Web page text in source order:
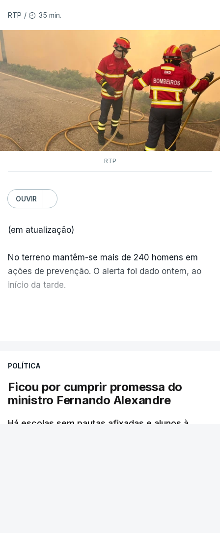
As autoridades canadianas estimam que vai levar
dias ou semanas para controlar o fogo. Mais de
dois mil operacionais estão no terreno no combate
às chamas.
RTP / 35 min.
RTP
OUVIR
(em atualização)
No terreno mantêm-se mais de 240 homens em
ações de prevenção. O alerta foi dado ontem, ao
início da tarde.
POLÍTICA
Ficou por cumprir promessa do
ministro Fernando Alexandre
Há escolas sem pautas afixadas e alunos à